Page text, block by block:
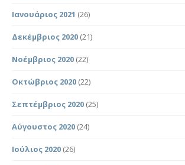
Ιανουάριος 2021 (26)
Δεκέμβριος 2020 (21)
Νοέμβριος 2020 (22)
Οκτώβριος 2020 (22)
Σεπτέμβριος 2020 (25)
Αύγουστος 2020 (24)
Ιούλιος 2020 (26)